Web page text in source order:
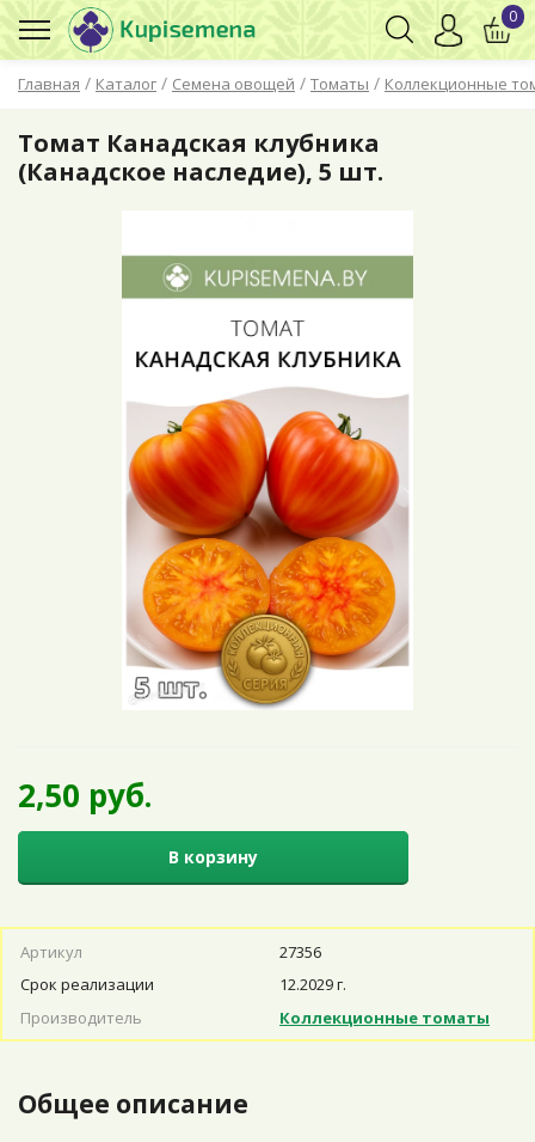
Главная / Каталог / Семена овощей / Томаты / Коллекционные
0
Томат Канадская клубника
(Канадское наследие), 5 шт.
2,50 руб.
В корзину
Артикул
27356
Срок реализации
12.2029 г.
Производитель
Коллекционные томаты
Общее описание